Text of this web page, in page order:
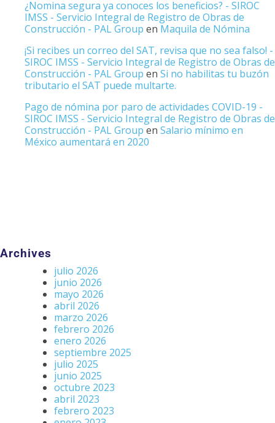
¿Nomina segura ya conoces los beneficios? - SIROC
IMSS - Servicio Integral de Registro de Obras de
Construcción - PAL Group en Maquila de Nómina
¡Si recibes un correo del SAT, revisa que no sea falso! -
SIROC IMSS - Servicio Integral de Registro de Obras de
Construcción - PAL Group en Si no habilitas tu buzón
tributario el SAT puede multarte.
Pago de nómina por paro de actividades COVID-19 -
SIROC IMSS - Servicio Integral de Registro de Obras de
Construcción - PAL Group en Salario mínimo en
México aumentará en 2020
Archives
julio 2026
junio 2026
mayo 2026
abril 2026
marzo 2026
febrero 2026
enero 2026
septiembre 2025
julio 2025
junio 2025
octubre 2023
abril 2023
febrero 2023